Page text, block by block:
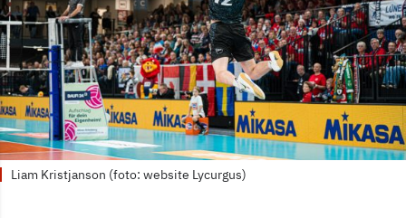
Liam Kristjanson (foto: website Lycurgus)